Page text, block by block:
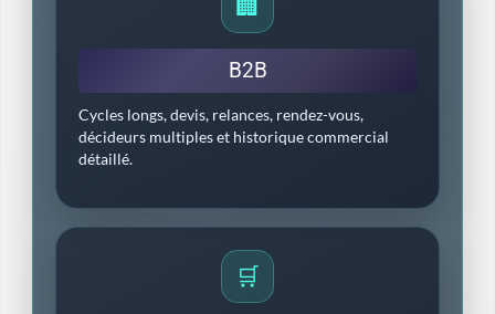
B2B
Cycles longs, devis, relances, rendez-vous,
décideurs multiples et historique commercial
détaillé.
🛒